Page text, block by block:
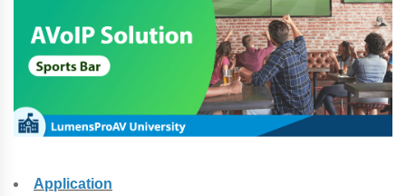
Application